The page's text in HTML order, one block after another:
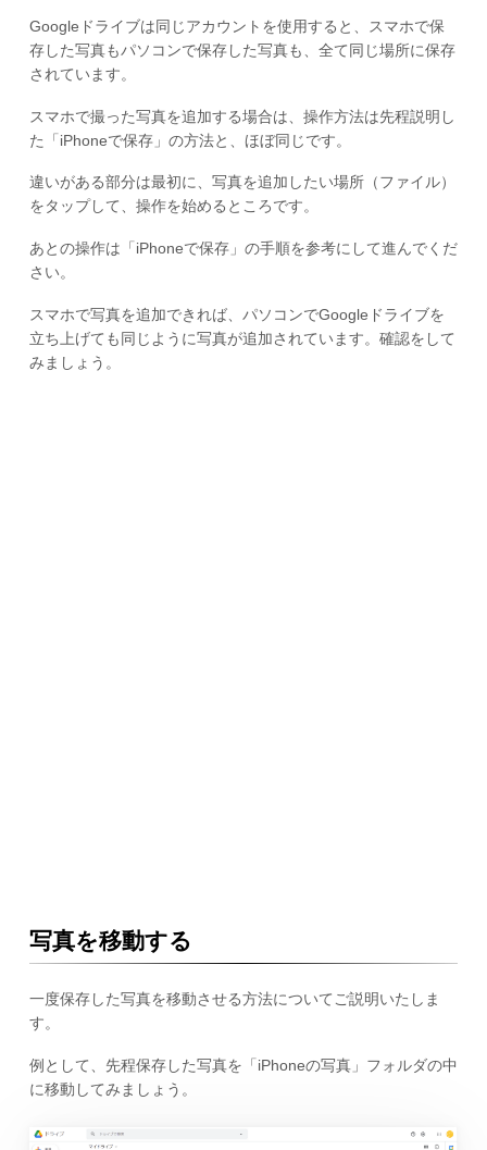
Googleドライブは同じアカウントを使用すると、スマホで保
存した写真もパソコンで保存した写真も、全て同じ場所に保存
されています。
スマホで撮った写真を追加する場合は、操作方法は先程説明し
た「iPhoneで保存」の方法と、ほぼ同じです。
違いがある部分は最初に、写真を追加したい場所（ファイル）
をタップして、操作を始めるところです。
あとの操作は「iPhoneで保存」の手順を参考にして進んでくだ
さい。
スマホで写真を追加できれば、パソコンでGoogleドライブを
立ち上げても同じように写真が追加されています。確認をして
みましょう。
写真を移動する
一度保存した写真を移動させる方法についてご説明いたしま
す。
例として、先程保存した写真を「iPhoneの写真」フォルダの中
に移動してみましょう。